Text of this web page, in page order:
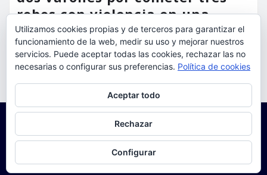
robos con violencia en una
misma mañana
torrent al dia Ago 7, 2026
Utilizamos cookies propias y de terceros para garantizar el
funcionamiento de la web, medir su uso y mejorar nuestros
servicios. Puede aceptar todas las cookies, rechazar las no
necesarias o configurar sus preferencias. Política de cookies
Aceptar todo
Rechazar
Configurar
Para obtener más información, incluido cómo gestionar las cookies,